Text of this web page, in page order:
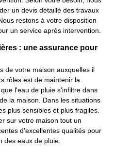
un devis détaillé des travaux
restons à votre disposition
un service après intervention.
: une assurance pour
de votre maison auxquelles il
rôles est de maintenir la
l'eau de pluie s'infiltre dans
la maison. Dans les situations
plus sensibles et plus fragiles.
sur votre maison tout un
d’excellentes qualités pour
des eaux de pluie.